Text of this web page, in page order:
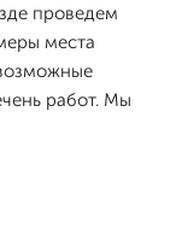
проведем
места
работ. Мы